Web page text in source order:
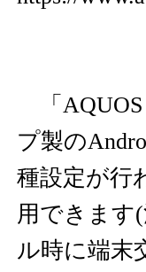
「AQUOS
プ製の
種設定が行
用できます
ル時に端末